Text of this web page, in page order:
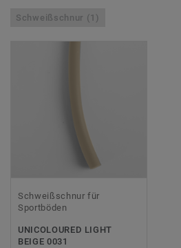
Schweißschnur (1)
Schweißschnur für
Sportböden
UNICOLOURED LIGHT
BEIGE 0031